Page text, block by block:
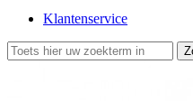
Klantenservice